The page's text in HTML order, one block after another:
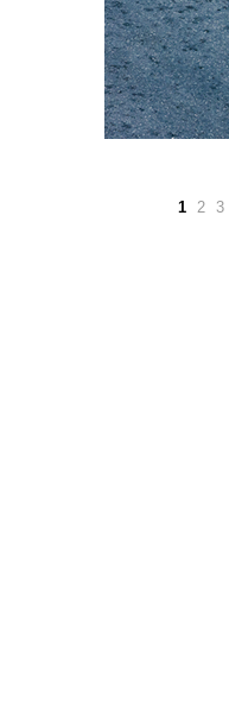
1 2 3